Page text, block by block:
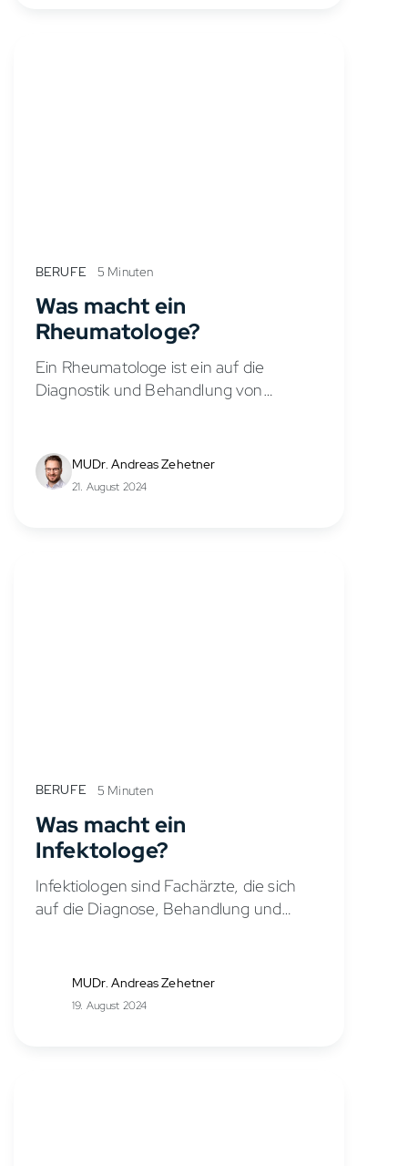
BERUFE 5 Minuten
Was macht ein
Rheumatologe?
Ein Rheumatologe ist ein auf die
Diagnostik und Behandlung von
ist die Untersuchung, Diagnostik und
Behandlung aller Krankheiten des
MUDr. Andreas Zehetner
21. August 2024
BERUFE 5 Minuten
Was macht ein
Infektologe?
Infektiologen sind Fachärzte, die sich
auf die Diagnose, Behandlung und
Infektiologie, ist ein Teil der Inneren
Medizin. In Kliniken, Ambulanzen und
MUDr. Andreas Zehetner
19. August 2024